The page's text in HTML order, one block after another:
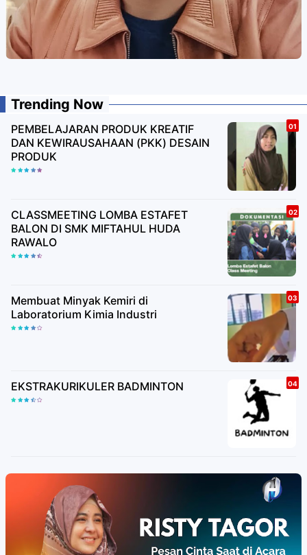
Trending Now
PEMBELAJARAN PRODUK KREATIF
DAN KEWIRAUSAHAAN (PKK) DESAIN
PRODUK
CLASSMEETING LOMBA ESTAFET
BALON DI SMK MIFTAHUL HUDA
RAWALO
Membuat Minyak Kemiri di
Laboratorium Kimia Industri
EKSTRAKURIKULER BADMINTON